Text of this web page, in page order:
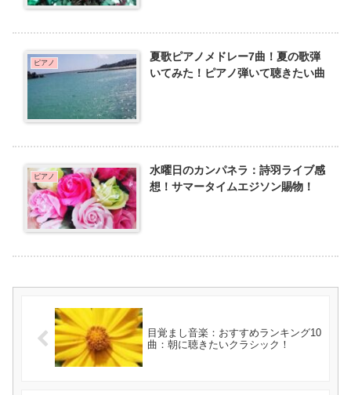
ピアノ
夏歌ピアノメドレー7曲！夏の歌弾
いてみた！ピアノ弾いて聴きたい曲
ピアノ
水曜日のカンパネラ：詩羽ライブ感
想！サマータイムエジソン賜物！
目覚まし音楽：おすすめランキング10
曲：朝に聴きたいクラシック！